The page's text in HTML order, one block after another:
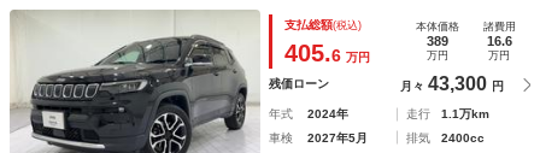
センサー 衝突軽減ブレーキ アダプティブクルーズコントロ
ール バックカメラ 電動リアゲート 電動パワーシート
支払総額(税込)
405.6 万円
本体価格
389
万円
諸費用
16.6
万円
残価ローン 月々 43,300 円
年式 2024年 走行
1.1万km
車検
2027年5月 排気
2400cc